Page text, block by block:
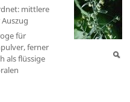
mittlere
für
ferner
als flüssige